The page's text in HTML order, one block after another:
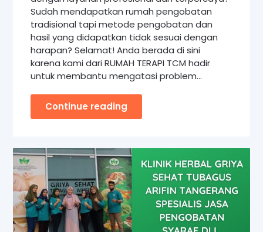
Sudah mendapatkan rumah pengobatan
tradisional tapi metode pengobatan dan
hasil yang didapatkan tidak sesuai dengan
harapan? Selamat! Anda berada di sini
karena kami dari RUMAH TERAPI TCM hadir
untuk membantu mengatasi problem…
Continue reading